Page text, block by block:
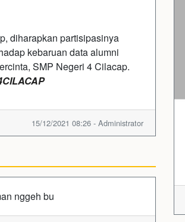
diharapkan partisipasinya
kebaruan data alumni
SMP Negeri 4 Cilacap.
15/12/2021 08:26 - Administrator
nggeh bu